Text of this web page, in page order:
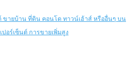
ขายบ้าน ที่ดิน คอนโด ทาวน์เฮ้าส์ หรืออื่นๆ บน
ปอร์เซ็นต์ การขายเพิ่มสูง